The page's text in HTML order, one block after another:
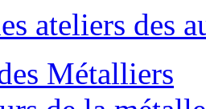
ateliers des
Métalliers